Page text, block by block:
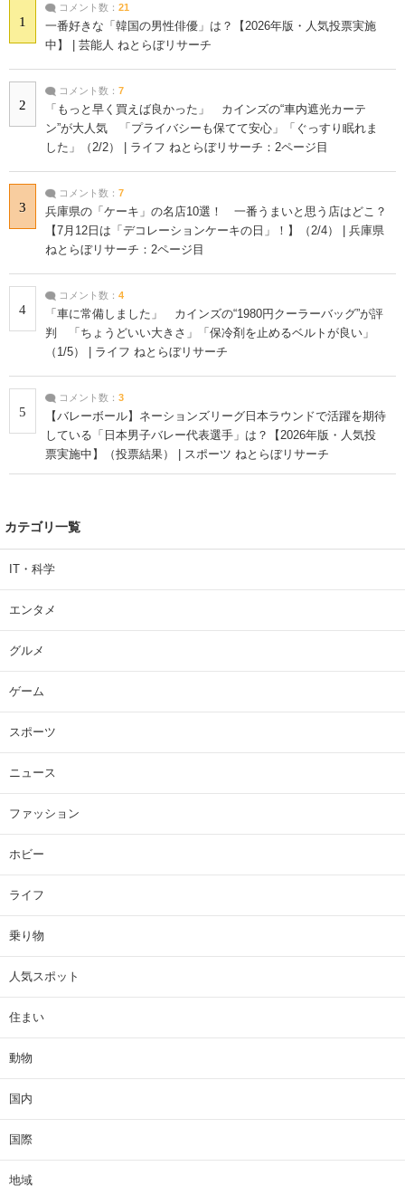
1
コメント数： 21
一番好きな「韓国の男性俳優」は？【2026年版・人気投票実施
中】 | 芸能人 ねとらぼリサーチ
2
コメント数： 7
「もっと早く買えば良かった」 カインズの“車内遮光カーテ
ン”が大人気 「プライバシーも保てて安心」「ぐっすり眠れま
した」（2/2） | ライフ ねとらぼリサーチ：2ページ目
3
コメント数： 7
兵庫県の「ケーキ」の名店10選！ 一番うまいと思う店はどこ？
【7月12日は「デコレーションケーキの日」！】（2/4） | 兵庫県
ねとらぼリサーチ：2ページ目
4
コメント数： 4
「車に常備しました」 カインズの“1980円クーラーバッグ”が評
判 「ちょうどいい大きさ」「保冷剤を止めるベルトが良い」
（1/5） | ライフ ねとらぼリサーチ
5
コメント数： 3
【バレーボール】ネーションズリーグ日本ラウンドで活躍を期待
している「日本男子バレー代表選手」は？【2026年版・人気投
票実施中】（投票結果） | スポーツ ねとらぼリサーチ
カテゴリ一覧
IT・科学
エンタメ
グルメ
ゲーム
スポーツ
ニュース
ファッション
ホビー
ライフ
乗り物
人気スポット
住まい
動物
国内
国際
地域